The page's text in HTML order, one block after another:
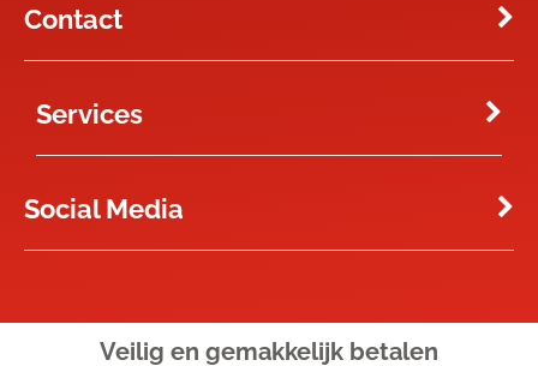
Contact
Services
Social Media
Veilig en gemakkelijk betalen